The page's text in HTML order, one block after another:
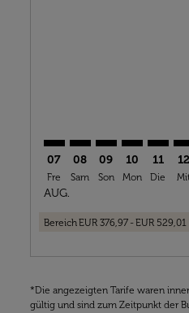
07
Fre
AUG.
08
Sam
09
Son
10
Mon
11
Die
12
BereichEUR 376,97 -EUR 529,01
*Die angezeigten Tarife waren
gültig und sind zum Zeitpunkt der